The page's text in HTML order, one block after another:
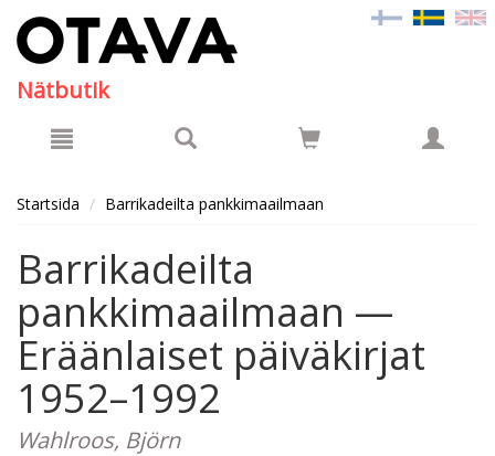
Nätbutik
Startsida Barrikadeilta pankkimaailmaan
Barrikadeilta
pankkimaailmaan —
Eräänlaiset päiväkirjat
1952–1992
Wahlroos, Björn